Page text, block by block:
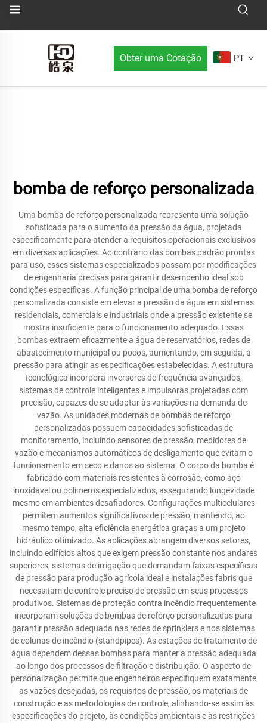
Obter uma Cotação PT
bomba de reforço personalizada
Uma bomba de reforço personalizada representa uma solução
sofisticada para o aumento da pressão da água, projetada
especificamente para atender a requisitos operacionais exclusivos
em diversas aplicações. Ao contrário das bombas padrão prontas
para uso, esses sistemas especializados passam por modificações
de engenharia precisas para garantir desempenho ideal sob
condições específicas. A função principal de uma bomba de reforço
personalizada consiste em elevar a pressão da água em sistemas
residenciais, comerciais e industriais onde a pressão existente se
mostra insuficiente para o funcionamento adequado. Essas
bombas extraem eficazmente a água de reservatórios, redes de
abastecimento municipal ou poços, aumentando, em seguida, a
pressão para atingir as especificações estabelecidas. A estrutura
tecnológica incorpora inversores de frequência avançados,
sistemas de controle inteligentes e impulsoras projetadas com
precisão, capazes de se adaptar às variações na demanda de
vazão. As unidades modernas de bombas de reforço
personalizadas possuem capacidades sofisticadas de
monitoramento, incluindo sensores de pressão, medidores de
vazão e mecanismos automáticos de desligamento que evitam o
funcionamento em seco e danos ao sistema. O corpo da bomba é
fabricado com materiais resistentes à corrosão, como aço
inoxidável ou polímeros especializados, assegurando longevidade
mesmo em ambientes desafiadores. Configurações multicelulares
permitem aumentos significativos de pressão, mantendo, ao
mesmo tempo, alta eficiência energética graças a um projeto
hidráulico otimizado. As aplicações abrangem diversos setores,
incluindo edifícios altos que exigem pressão constante nos andares
superiores, sistemas de irrigação que demandam faixas específicas
de pressão para produção agrícola ideal e instalações fabris que
necessitam de controle preciso de pressão em seus processos
produtivos. Sistemas de proteção contra incêndio frequentemente
incorporam soluções de bombas de reforço personalizadas para
garantir pressão adequada nas redes de sprinklers e nos sistemas
de colunas de incêndio (standpipes). As estações de tratamento de
água dependem dessas bombas para manter a pressão adequada
ao longo dos processos de filtração e distribuição. O aspecto de
personalização permite que engenheiros especifiquem exatamente
as vazões desejadas, os requisitos de pressão, os materiais de
construção e as metodologias de controle, alinhando-se assim às
especificações do projeto, às condições ambientais e às restrições